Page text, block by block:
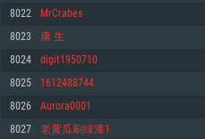
최소사양
최소사양
최소사양
8022 MrCrabes
8023 康 生
8024 digit1950710
8025 1612488744
8026 Aurora0001
8027 老黄瓜刷绿漆1